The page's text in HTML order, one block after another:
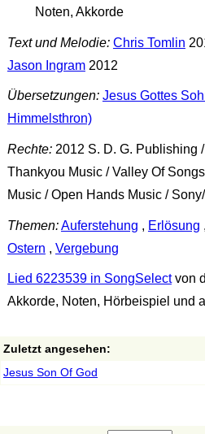
Noten, Akkorde
Text und Melodie: Chris Tomlin
Jason Ingram2012
Übersetzungen: Jesus Gottes
Himmelsthron)
Rechte:2012 S. D. G. Publishing
Thankyou Music / Valley Of
Music / Open Hands Music /
Themen:Auferstehung , Erlösung ,
Ostern , Vergebung
Lied 6223539 in SongSelectvon
Akkorde, Noten, Hörbeispiel und
Zuletzt angesehen:
Jesus Son Of God